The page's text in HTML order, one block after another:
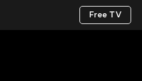
Free TV